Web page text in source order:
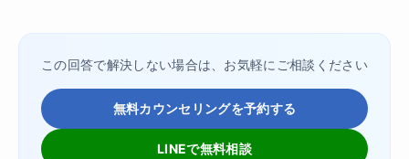
この回答で解決しない場合は、お気軽にご相談ください
無料カウンセリングを予約する
LINEで無料相談